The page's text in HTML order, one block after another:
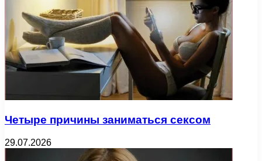
Четыре причины заниматься сексом
29.07.2026